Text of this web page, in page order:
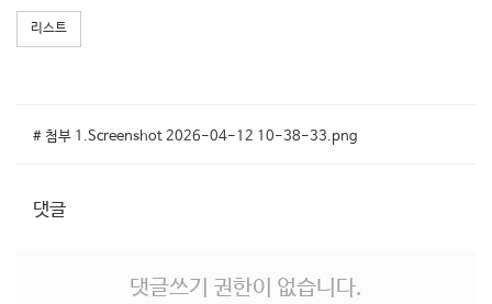
리스트
# 첨부 1.Screenshot 2026-04-12 10-38-33.png
댓글
댓글쓰기 권한이 없습니다.